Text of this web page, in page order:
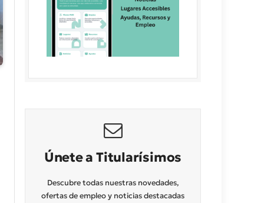
Únete a Titularísimos
Descubre todas nuestras novedades,
ofertas de empleo y noticias destacadas